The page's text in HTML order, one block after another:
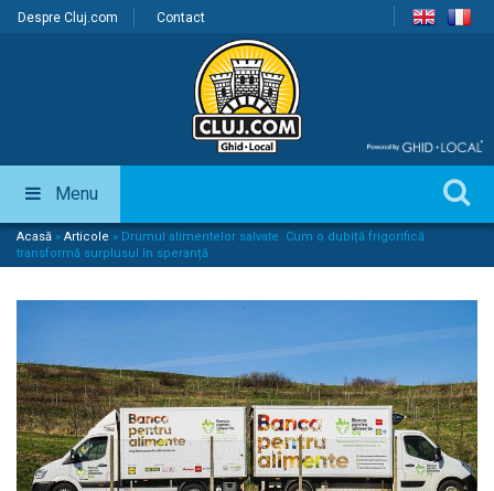
Despre Cluj.com Contact
Menu
Acasă » Articole » Drumul alimentelor salvate. Cum o dubiță frigorifică
transformă surplusul în speranță